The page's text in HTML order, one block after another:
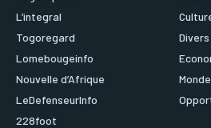
L’integral
Togoregard
Lomebougeinfo
Nouvelle d’Afrique
LeDefenseurInfo
228foot
Divers
Monde